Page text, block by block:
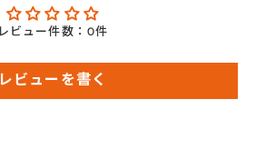
レビュー件数：0件
レビューを書く